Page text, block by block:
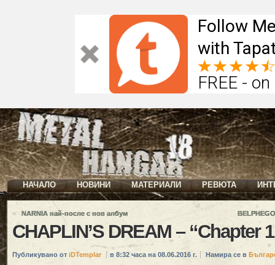
Follow
with
FREE -
НАЧАЛО НОВИНИ МАТЕРИАЛИ РЕВЮТА
« NARNIA най-после с нов албум
CHAPLIN’S DREAM – “Chapter
Публикувано от iDTemplar в 8:32 часа на 08.06.2016 г. Намира се в